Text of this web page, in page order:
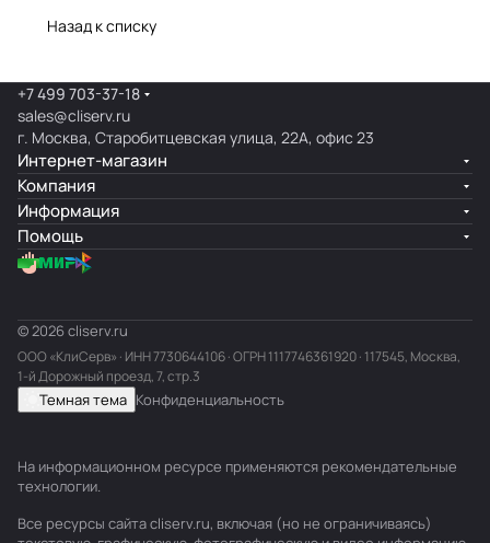
Назад к списку
+7 499 703-37-18
sales@cliserv.ru
г. Москва, Старобитцевская улица, 22А, офис 23
Интернет-магазин
Компания
Информация
Помощь
© 2026 cliserv.ru
ООО «КлиСерв» · ИНН7730644106· ОГРН 1117746361920 · 117545, Москва,
1-й Дорожный проезд, 7, стр.3
Темная тема Конфиденциальность
На информационном ресурсе применяются рекомендательные
технологии.
Все ресурсы сайта cliserv.ru, включая (но не ограничиваясь)